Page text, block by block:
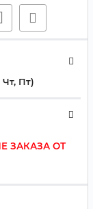
Чт, Пт)
ЗАКАЗА ОТ